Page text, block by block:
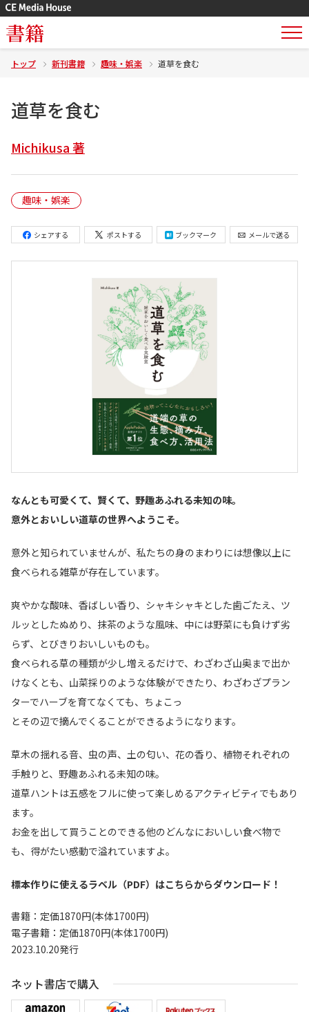
書籍
トップ 新刊書籍 趣味・娯楽 道草を食む
道草を食む
Michikusa 著
趣味・娯楽
シェアする ポストする ブックマーク メールで送る
なんとも可愛くて、賢くて、野趣あふれる未知の味。
意外とおいしい道草の世界へようこそ。
意外と知られていませんが、私たちの身のまわりには想像以上に
食べられる雑草が存在しています。
爽やかな酸味、香ばしい香り、シャキシャキとした歯ごたえ、ツ
ルッとしたぬめり、抹茶のような風味、中には野菜にも負けず劣
らず、とびきりおいしいものも。
食べられる草の種類が少し増えるだけで、わざわざ山奥まで出か
けなくとも、山菜採りのような体験ができたり、わざわざプラン
ターでハーブを育てなくても、ちょこっ
とその辺で摘んでくることができるようになります。
草木の揺れる音、虫の声、土の匂い、花の香り、植物それぞれの
手触りと、野趣あふれる未知の味。
道草ハントは五感をフルに使って楽しめるアクティビティでもあり
ます。
お金を出して買うことのできる他のどんなにおいしい食べ物で
も、得がたい感動で溢れていますよ。
標本作りに使えるラベル（PDF）はこちらからダウンロード！
書籍：定価1870円(本体1700円)
電子書籍：定価1870円(本体1700円)
2023.10.20発行
ネット書店で購入